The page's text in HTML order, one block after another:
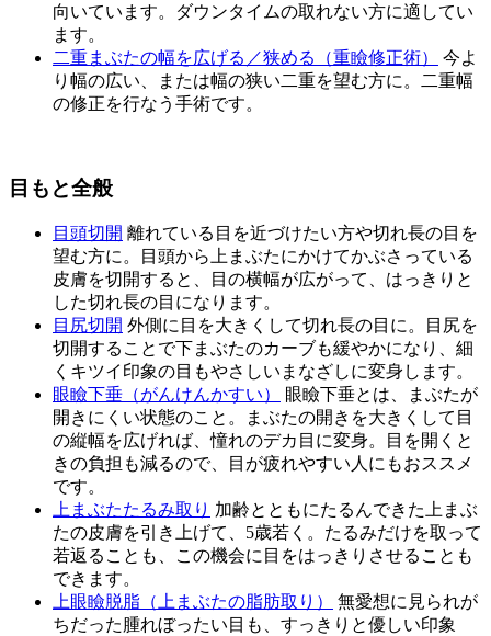
向いています。ダウンタイムの取れない方に適してい
ます。
二重まぶたの幅を広げる／狭める（重瞼修正術）
今よ
り幅の広い、または幅の狭い二重を望む方に。二重幅
の修正を行なう手術です。
目もと全般
目頭切開 離れている目を近づけたい方や切れ長の目を
望む方に。目頭から上まぶたにかけてかぶさっている
皮膚を切開すると、目の横幅が広がって、はっきりと
した切れ長の目になります。
目尻切開 外側に目を大きくして切れ長の目に。目尻を
切開することで下まぶたのカーブも緩やかになり、細
くキツイ印象の目もやさしいまなざしに変身します。
眼瞼下垂（がんけんかすい）
眼瞼下垂とは、まぶたが
開きにくい状態のこと。まぶたの開きを大きくして目
の縦幅を広げれば、憧れのデカ目に変身。目を開くと
きの負担も減るので、目が疲れやすい人にもおススメ
です。
上まぶたたるみ取り 加齢とともにたるんできた上まぶ
たの皮膚を引き上げて、5歳若く。たるみだけを取って
若返ることも、この機会に目をはっきりさせることも
できます。
上眼瞼脱脂（上まぶたの脂肪取り）
無愛想に見られが
ちだった腫れぼったい目も、すっきりと優しい印象